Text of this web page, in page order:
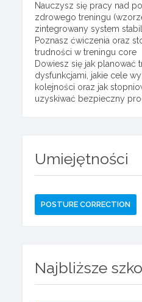
Nauczysz się pracy nad
zdrowego treningu
zintegrowany system
Poznasz ćwiczenia oraz
trudności w treningu core
Dowiesz się jak planować
dysfunkcjami, jakie cele
kolejności oraz jak
uzyskiwać bezpieczny
Umiejętności
POSTURE CORRECTION
Najbliższe